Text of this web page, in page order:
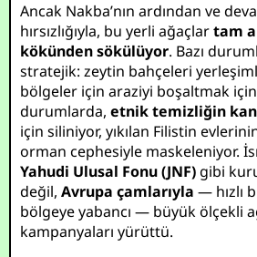
Ancak Nakba’nın ardından ve
hırsızlığıyla, bu yerli ağaçlartam
kökünden sökülüyor. Bazı
stratejik: zeytin bahçeleri
bölgeler için araziyi boşaltmak
durumlarda,etnik temizliğin
için siliniyor, yıkılan Filistin
orman cephesiyle maskeleniyor.
Yahudi Ulusal Fonu (JNF) gibi
değil,Avrupa çamlarıyla — hızlı
bölgeye yabancı — büyük ölçekli
kampanyaları yürüttü.